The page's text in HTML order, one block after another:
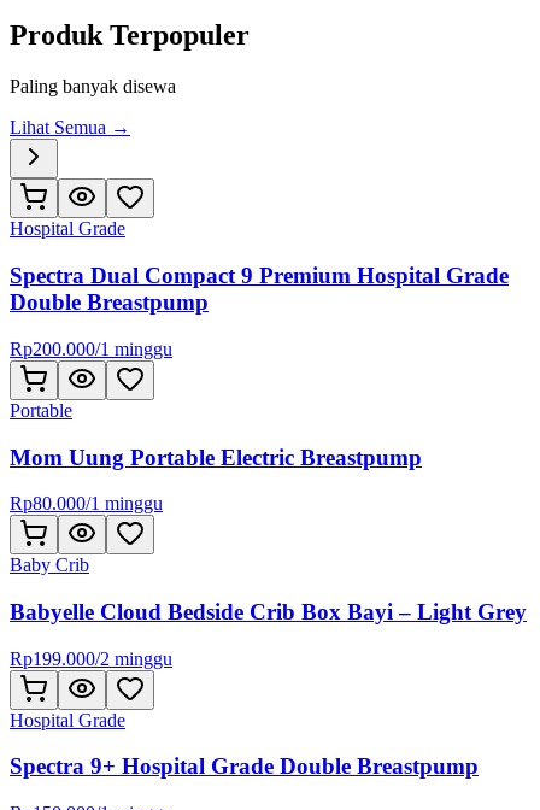
Produk Terpopuler
Paling banyak disewa
Lihat Semua →
Hospital Grade
Spectra Dual Compact 9 Premium Hospital Grade
Double Breastpump
Rp200.000/1 minggu
Portable
Mom Uung Portable Electric Breastpump
Rp80.000/1 minggu
Baby Crib
Babyelle Cloud Bedside Crib Box Bayi – Light Grey
Rp199.000/2 minggu
Hospital Grade
Spectra 9+ Hospital Grade Double Breastpump